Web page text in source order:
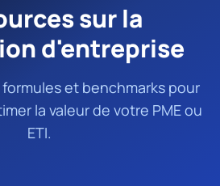
sur la
d'entreprise
et benchmarks pour
la valeur de votre PME ou
ETI.